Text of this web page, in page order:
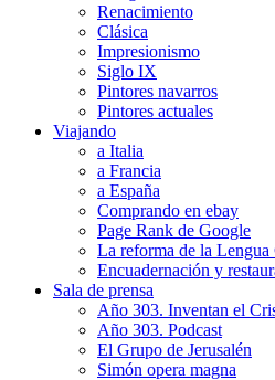
Renacimiento
Clásica
Impresionismo
Siglo IX
Pintores navarros
Pintores actuales
Viajando
a Italia
a Francia
a España
Comprando en ebay
Page Rank de Google
La reforma de la Lengua
Encuadernación y
Sala de prensa
Año 303. Inventan el
Año 303. Podcast
El Grupo de Jerusalén
Simón opera magna